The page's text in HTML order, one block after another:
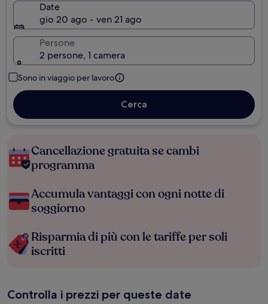
Date
gio 20 ago - ven 21 ago
Persone
2 persone, 1 camera
Sono in viaggio per lavoro
Cerca
Cancellazione gratuita se cambi
programma
Accumula vantaggi con ogni notte di
soggiorno
Risparmia di più con le tariffe per soli
iscritti
Controlla i prezzi per queste date